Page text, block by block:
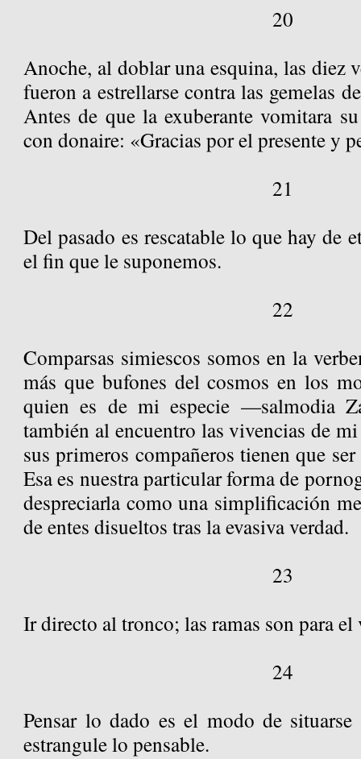
20
Anoche, al doblar una esquina, las diez
fueron a estrellarse contra las gemelas
Antes de que la exuberante vomitara
con donaire: «Gracias por el presente y
21
Del pasado es rescatable lo que hay de
el fin que le suponemos.
22
Comparsas simiescos somos en la
más que bufones del cosmos en los
quien es de mi especie —salmodia
también al encuentro las vivencias de
sus primeros compañeros tienen que
Esa es nuestra particular forma de
despreciarla como una simplificación
de entes disueltos tras la evasiva verdad.
23
Ir directo al tronco; las ramas son para
24
Pensar lo dado es el modo de
estrangule lo pensable.